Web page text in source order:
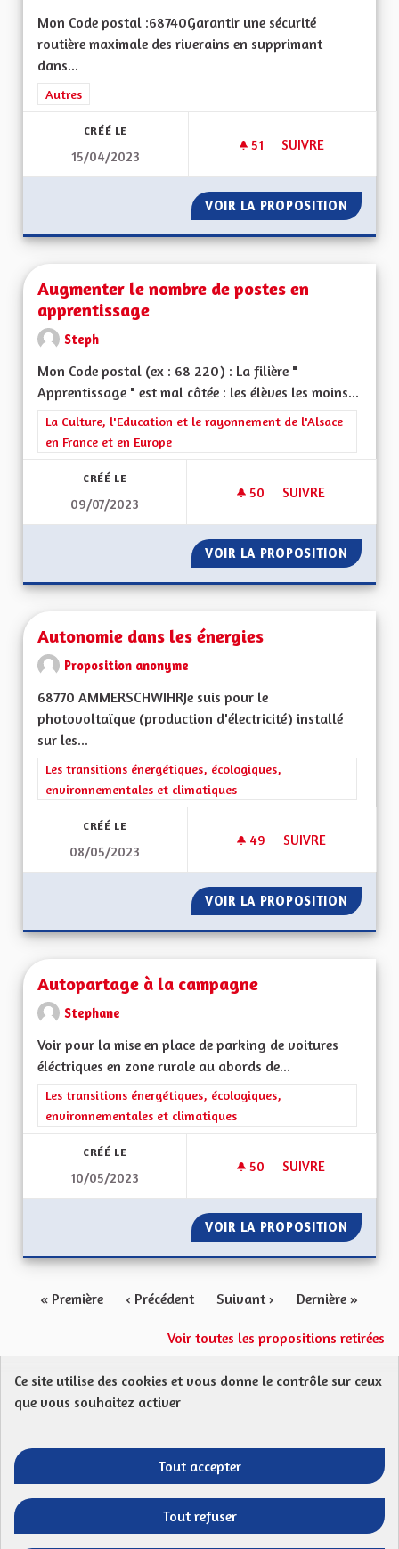
Mon Code postal :68740Garantir une sécurité
routière maximale des riverains en supprimant
dans...
Filtrer les résultats de la catégorie : Autres
Autres
CRÉÉ LE
15/04/2023
51 51 ABONNÉS
SUIVRE
VOIR LA PROPOSITION
Augmenter le nombre de postes en
apprentissage
Steph
Mon Code postal (ex : 68 220) : La filière "
Apprentissage " est mal côtée : les élèves les moins...
Filtrer les résultats de la catégorie : La Culture, l'Education et
La Culture, l'Education et le rayonnement de l'Alsace
en France et en Europe
CRÉÉ LE
09/07/2023
50 50 ABONNÉS
SUIVRE
VOIR LA PROPOSITION
Autonomie dans les énergies
Proposition anonyme
68770 AMMERSCHWIHRJe suis pour le
photovoltaïque (production d'électricité) installé
sur les...
Filtrer les résultats de la catégorie : Les transitions
Les transitions énergétiques, écologiques,
environnementales et climatiques
CRÉÉ LE
08/05/2023
49 49 ABONNÉS
SUIVRE
VOIR LA PROPOSITION
Autopartage à la campagne
Stephane
Voir pour la mise en place de parking de voitures
éléctriques en zone rurale au abords de...
Filtrer les résultats de la catégorie : Les transitions
Les transitions énergétiques, écologiques,
environnementales et climatiques
CRÉÉ LE
10/05/2023
50 50 ABONNÉS
SUIVRE
VOIR LA PROPOSITION
« Première ‹ Précédent Suivant › Dernière »
Voir toutes les propositions retirées
Protection des Données
Télécharger les fichiers Open Data
Entre vos mains - Collectivité
Entre vos mains - Collectivité
Entre vos mains - Collectivité
Entre vos mains -
Ce site utilise des cookies et vous donne le contrôle sur ceux
que vous souhaitez activer
Tout accepter
Tout refuser